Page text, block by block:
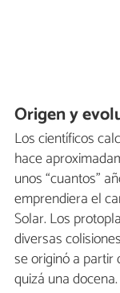
Origen y
Los científicos
hace
unos “cuantos”
emprendiera el
Solar. Los
diversas
se originó a partir
quizá una docena.